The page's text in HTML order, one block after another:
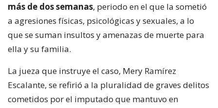
más de dos semanas, periodo en el que la sometió
a agresiones físicas, psicológicas y sexuales, a lo
que se suman insultos y amenazas de muerte para
ella y su familia.
La jueza que instruye el caso, Mery Ramírez
Escalante, se refirió a la pluralidad de graves delitos
cometidos por el imputado que mantuvo en